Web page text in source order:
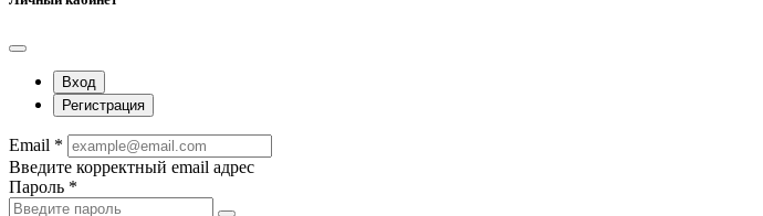
Вход
Регистрация
Email *
Введите корректный email адрес
Пароль *